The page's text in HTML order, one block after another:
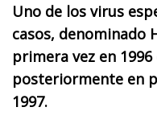
Uno de los virus
casos, denominado
primera vez en
posteriormente en
1997.